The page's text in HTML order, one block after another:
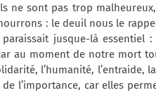
ne sont pas trop
: le deuil nous le
jusque-là essentiel
au moment de notre mort
l’humanité, l’entraide,
l’importance, car elles